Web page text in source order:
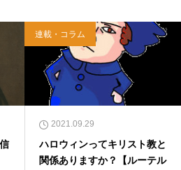
ンド社）、『世界一ゆるい聖書入門』、
一ゆるい聖書教室』（「ふざけ担当」LE
共著、講談社）などがある。新著<a hr
amzn.to/376F9aC">『ふっと心がラ
る 眠れぬ夜の聖書のことば』（大和書
２０２２年３月１５日発売。
連載・コラム
2021.09.29
ハロウィンってキリスト教と
関係ありますか？【ルーテル